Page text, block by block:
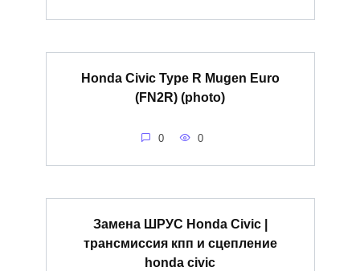
Honda Civic Type R Mugen Euro
(FN2R) (photo)
0 0
Замена ШРУС Honda Civic |
трансмиссия кпп и сцепление
honda civic